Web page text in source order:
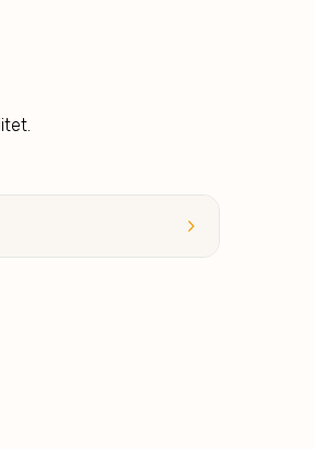
keyboard_arrow_right